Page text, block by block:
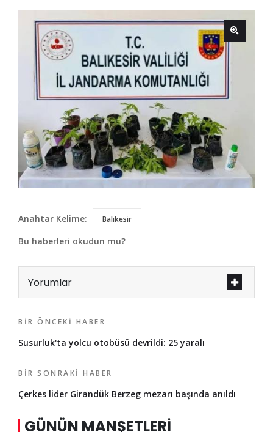
Anahtar Kelime: Balıkesir
Bu haberleri okudun mu?
Yorumlar
BIR ÖNCEKI HABER
Susurluk'ta yolcu otobüsü devrildi: 25 yaralı
BIR SONRAKI HABER
Çerkes lider Girandük Berzeg mezarı başında anıldı
GÜNÜN MANŞETLERI